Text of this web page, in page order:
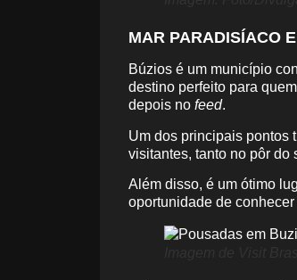
MAR PARADISÍACO
Búzios é um município
destino perfeito para
depois no feed.
Um dos principais pontos
visitantes, tanto no pôr do
Além disso, é um ótimo
oportunidade de